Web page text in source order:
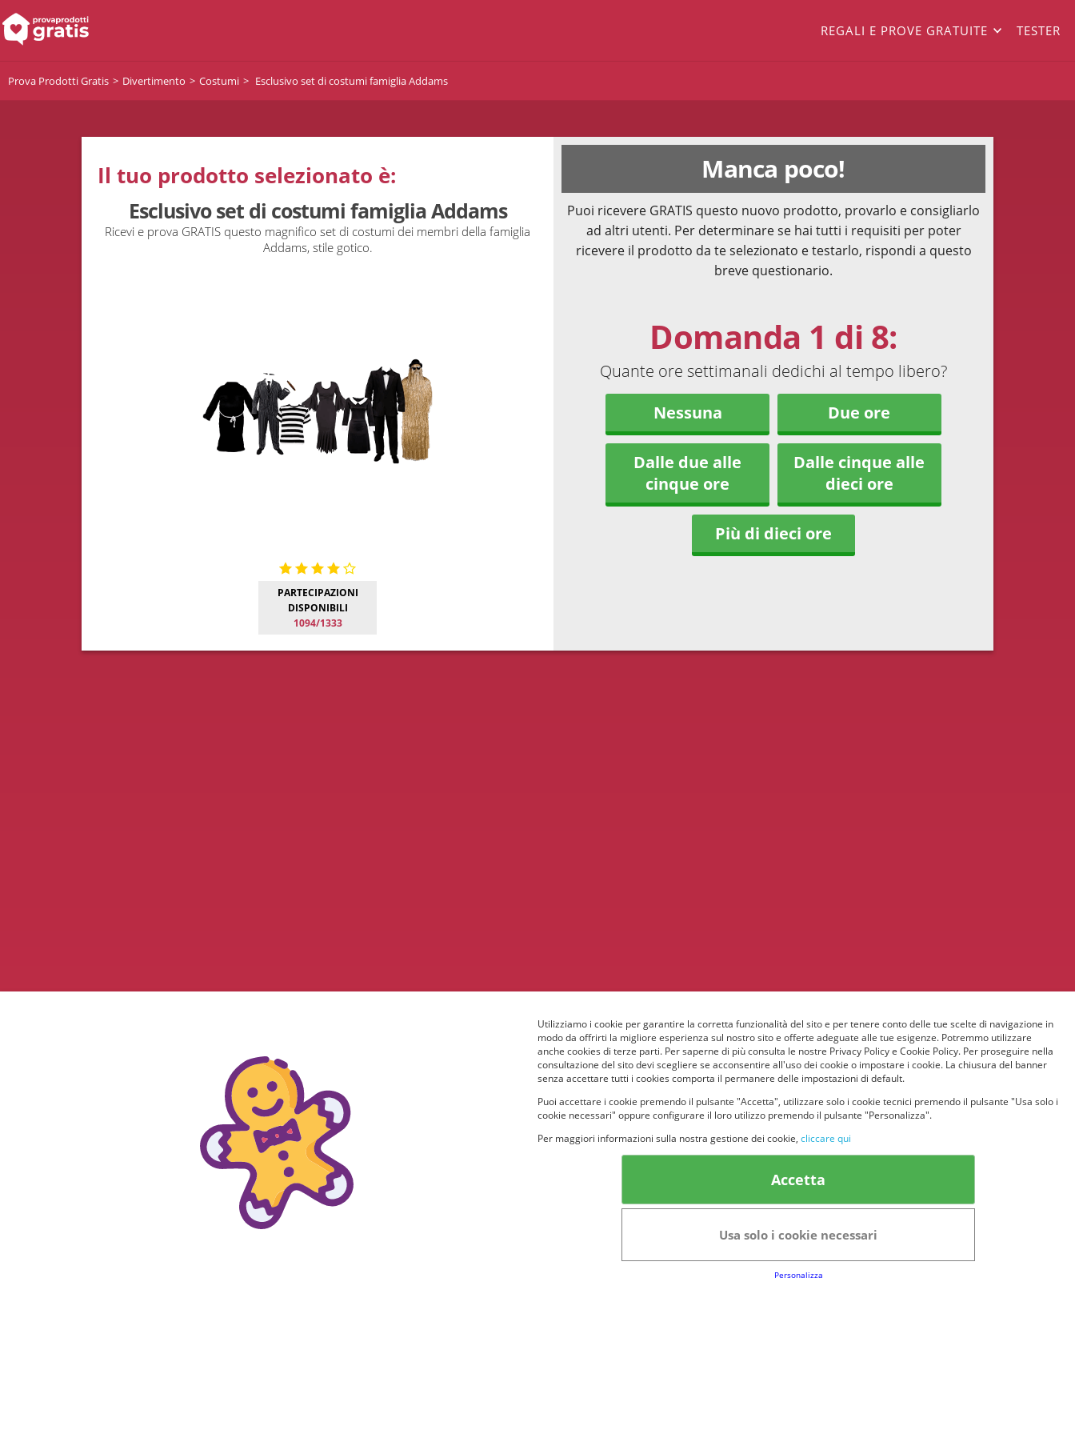
REGALI E PROVE GRATUITE TESTER
Prova Prodotti Gratis Divertimento Costumi Esclusivo set di costumi famiglia Addams
Il tuo prodotto selezionato è:
Esclusivo set di costumi famiglia Addams
Ricevi e prova GRATIS questo magnifico set di costumi dei membri della famiglia
Addams, stile gotico.
PARTECIPAZIONI
DISPONIBILI
1094/1333
Manca poco!
Puoi ricevere GRATIS questo nuovo prodotto, provarlo e consigliarlo
ad altri utenti. Per determinare se hai tutti i requisiti per poter
ricevere il prodotto da te selezionato e testarlo, rispondi a questo
breve questionario.
Domanda 1 di 8:
Quante ore settimanali dedichi al tempo libero?
Nessuna
Due ore
Dalle due alle
cinque ore
Dalle cinque alle
dieci ore
Più di dieci ore
© provaprodottigratis.it 2023 | All Rights Reserved.
FAQs
Regolamento del Servizio
Utilizziamo i cookie per garantire la corretta funzionalità del sito e per tenere conto delle tue scelte di navigazione in
modo da offrirti la migliore esperienza sul nostro sito e offerte adeguate alle tue esigenze. Potremmo utilizzare
anche cookies di terze parti. Per saperne di più consulta le nostre Privacy Policy e Cookie Policy. Per proseguire nella
consultazione del sito devi scegliere se acconsentire all'uso dei cookie o impostare i cookie. La chiusura del banner
senza accettare tutti i cookies comporta il permanere delle impostazioni di default.
Puoi accettare i cookie premendo il pulsante "Accetta", utilizzare solo i cookie tecnici premendo il pulsante "Usa solo i
cookie necessari" oppure configurare il loro utilizzo premendo il pulsante "Personalizza".
Per maggiori informazioni sulla nostra gestione dei cookie, cliccare qui
Accetta
Usa solo i cookie necessari
Personalizza